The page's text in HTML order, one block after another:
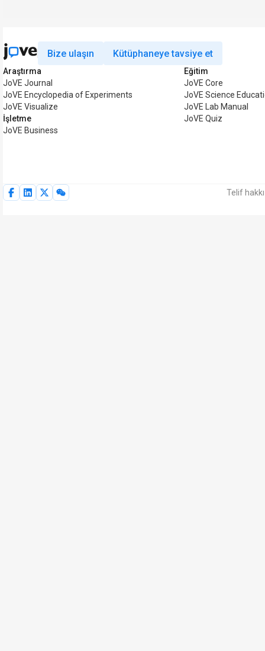
Bize ulaşın Kütüphaneye tavsiye et
Araştırma
JoVE Journal
JoVE Encyclopedia of Experiments
JoVE Visualize
İşletme
JoVE Business
Eğitim
JoVE Core
JoVE Science
JoVE Lab Manual
JoVE Quiz
Telif